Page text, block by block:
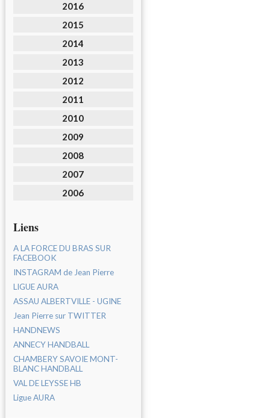
2016
2015
2014
2013
2012
2011
2010
2009
2008
2007
2006
Liens
A LA FORCE DU BRAS SUR
FACEBOOK
INSTAGRAM de Jean Pierre
LIGUE AURA
ASSAU ALBERTVILLE - UGINE
Jean Pierre sur TWITTER
HANDNEWS
ANNECY HANDBALL
CHAMBERY SAVOIE MONT-
BLANC HANDBALL
VAL DE LEYSSE HB
Ligue AURA